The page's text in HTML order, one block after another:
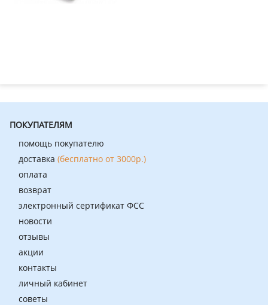
ПОКУПАТЕЛЯМ
помощь покупателю
доставка (бесплатно от 3000р.)
оплата
возврат
электронный сертификат ФСС
новости
отзывы
акции
контакты
личный кабинет
советы